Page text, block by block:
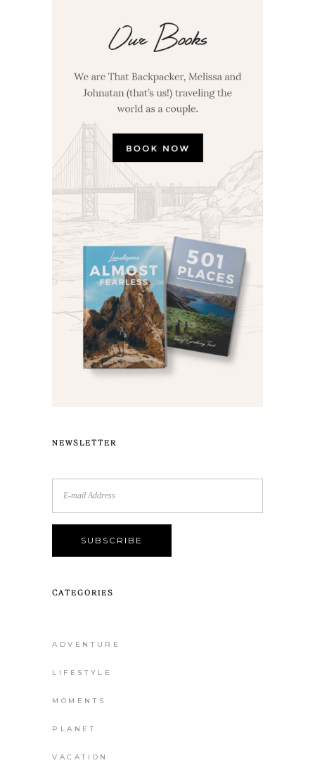
NEWSLETTER
CATEGORIES
ADVENTURE
LIFESTYLE
MOMENTS
PLANET
VACATION